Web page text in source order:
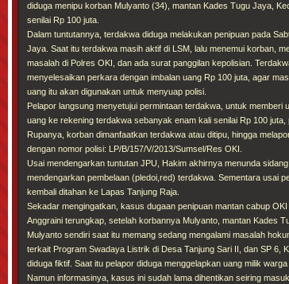
diduga menipu korban Mulyanto (34), mantan Kades Tugu Jaya,
senilai Rp 100 juta.
Dalam tuntutannya, terdakwa diduga melakukan penipuan pada
Jaya. Saat itu terdakwa masih aktif di LSM, lalu menemui korban,
masalah di Polres OKI, dan ada surat panggilan kepolisian.
menyelesaikan perkara dengan imbalan uang Rp 100 juta, agar
uang itu akan digunakan untuk menyuap polisi.
Pelapor langsung menyetujui permintaan terdakwa, untuk memberi
uang ke rekening terdakwa sebanyak enam kali senilai Rp 100 juta,
Rupanya, korban dimanfaatkan terdakwa atau ditipu, hingga
dengan nomor polisi: LP/B/157/V/2013/Sumsel/Res OKI.
Usai mendengarkan tuntutan JPU, Hakim akhirnya menunda
mendengarkan pembelaan (pledoi,red) terdakwa. Sementara usai
kembali ditahan ke Lapas Tanjung Raja.
Sekadar mengingatkan, kasus dugaan penipuan mantan cabup
Anggraini terungkap, setelah korbannya Mulyanto, mantan Kades
Mulyanto sendiri saat itu memang sedang mengalami masalah
terkait Program Swadaya Listrik di Desa Tanjung Sari II, dan SP 6,
diduga fiktif. Saat itu pelapor diduga menggelapkan uang milik
Namun informasinya, kasus ini sudah lama dihentikan seiring